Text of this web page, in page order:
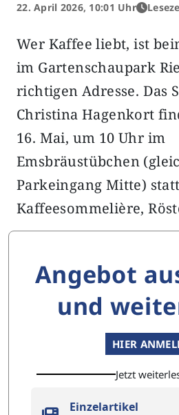
22. April 2026, 10:01 Uhr
Wer Kaffee liebt, ist
im Gartenschaupark
richtigen Adresse. Das
Christina Hagenkort
16. Mai, um 10 Uhr im
Emsbräustübchen
Parkeingang Mitte)
Kaffeesommelière,
Angebot
und
HIER
Jetzt
Einzelartikel